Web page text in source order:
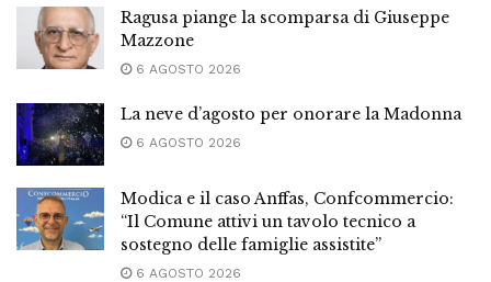
Ragusa piange la scomparsa di Giuseppe
Mazzone
6 AGOSTO 2026
La neve d’agosto per onorare la Madonna
6 AGOSTO 2026
Modica e il caso Anffas, Confcommercio:
“Il Comune attivi un tavolo tecnico a
sostegno delle famiglie assistite”
6 AGOSTO 2026